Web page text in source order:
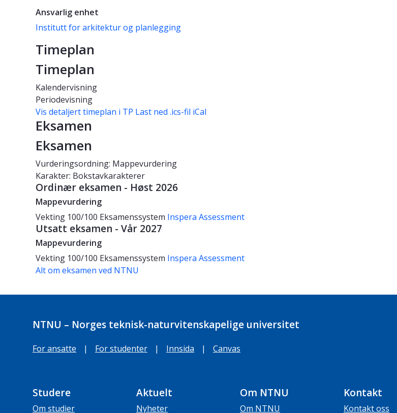
Ansvarlig enhet
Institutt for arkitektur og planlegging
Timeplan
Timeplan
Kalendervisning
Periodevisning
Vis detaljert timeplan i TP Last ned .ics-fil iCal
Eksamen
Eksamen
Vurderingsordning: Mappevurdering
Karakter: Bokstavkarakterer
Ordinær eksamen - Høst 2026
Mappevurdering
Vekting 100/100 Eksamenssystem Inspera Assessment
Utsatt eksamen - Vår 2027
Mappevurdering
Vekting 100/100 Eksamenssystem Inspera Assessment
Alt om eksamen ved NTNU
NTNU – Norges teknisk-naturvitenskapelige universitet
For ansatte | For studenter | Innsida | Canvas
Studere
Om studier
Aktuelt
Nyheter
Om NTNU
Om NTNU
Kontakt
Kontakt oss